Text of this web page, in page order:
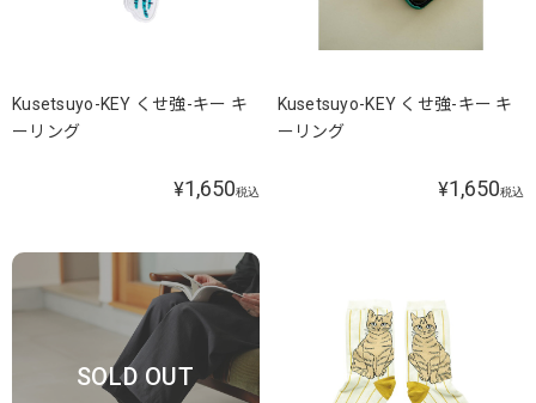
Kusetsuyo-KEY くせ強-キー キ
ーリング
¥1,650税込
Kusetsuyo-KEY くせ強-キー キ
ーリング
¥1,650税込
SOLD OUT